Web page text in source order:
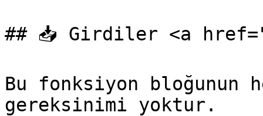
## 📥 Girdiler <a
Bu fonksiyon
gereksinimi yoktur.